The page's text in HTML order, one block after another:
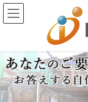
コ
ン
へ
ス
キ
ナ
ビ
ョ
ン
に